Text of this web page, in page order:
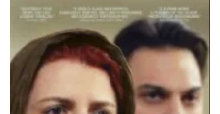
O poveste in care sexul se
confunda cu dragostea,